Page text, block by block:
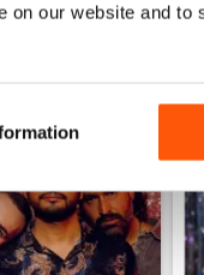
our website and to